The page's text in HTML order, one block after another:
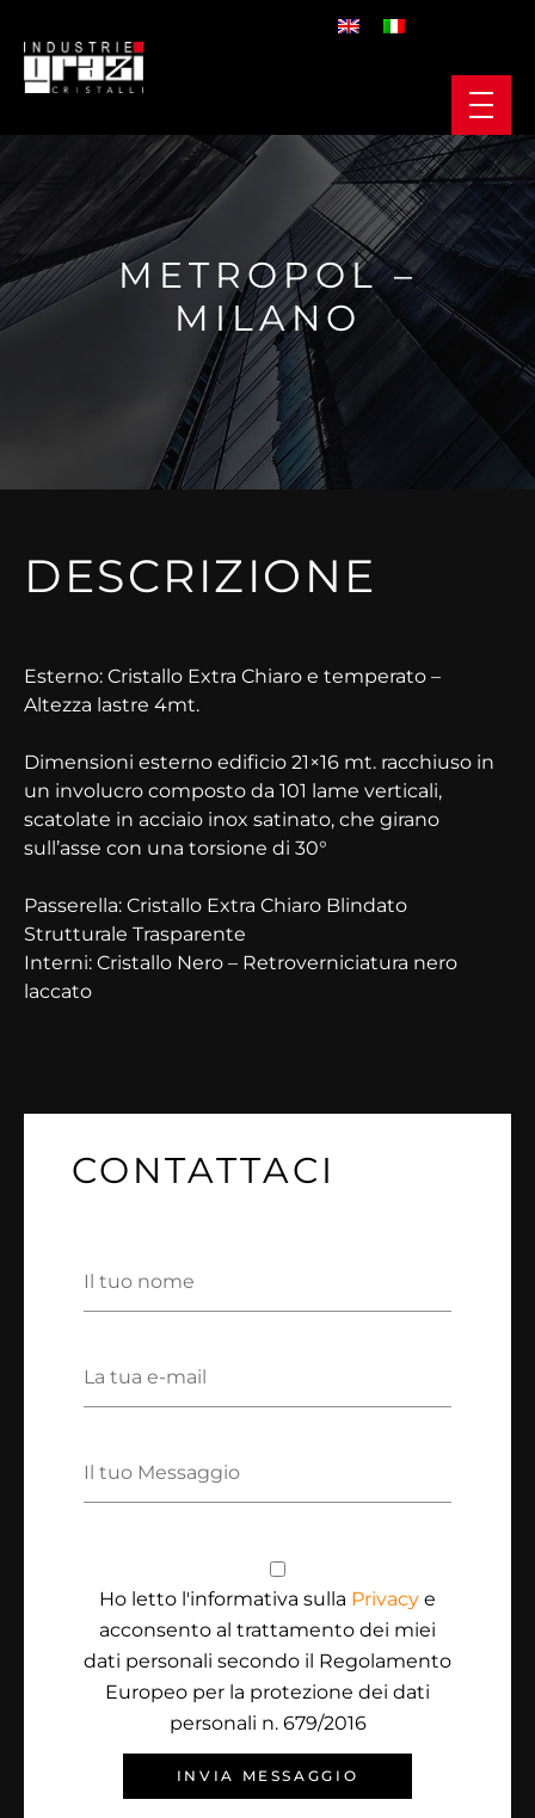
METROPOL –
MILANO
DESCRIZIONE
Esterno: Cristallo Extra Chiaro e temperato –
Altezza lastre 4mt.
Dimensioni esterno edificio 21×16 mt. racchiuso in
un involucro composto da 101 lame verticali,
scatolate in acciaio inox satinato, che girano
sull’asse con una torsione di 30°
Passerella: Cristallo Extra Chiaro Blindato
Strutturale Trasparente
Interni: Cristallo Nero – Retroverniciatura nero
laccato
CONTATTACI
Ho letto l'informativa sulla Privacy e
acconsento al trattamento dei miei
dati personali secondo il Regolamento
Europeo per la protezione dei dati
personali n. 679/2016